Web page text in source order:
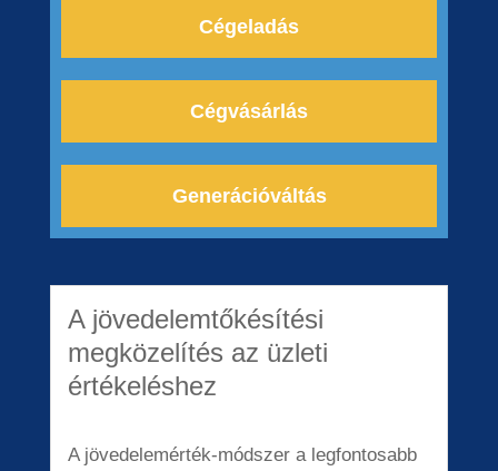
Cégeladás
Cégvásárlás
Generációváltás
A jövedelemtőkésítési
megközelítés az üzleti
értékeléshez
A jövedelemérték-módszer a legfontosabb